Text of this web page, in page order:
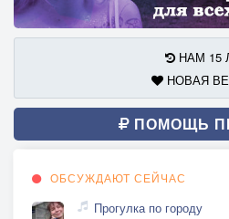
НАМ 15
НОВАЯ
ПОМОЩЬ
ОБСУЖДАЮТ СЕЙЧАС
Прогулка по городу